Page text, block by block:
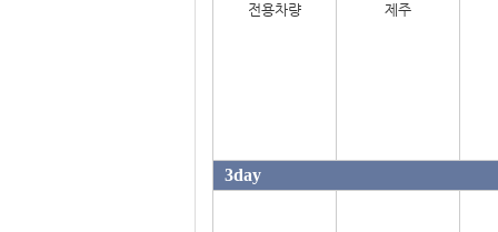
전용차량 제주
3day